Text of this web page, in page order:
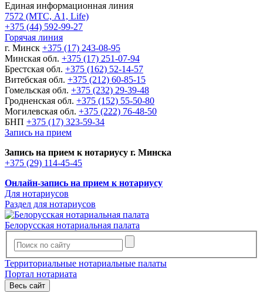
Единая информационная линия
7572 (МТС, A1, Life)
+375 (44) 592-99-27
Горячая линия
г. Минск +375 (17) 243-08-95
Минская обл. +375 (17) 251-07-94
Брестская обл. +375 (162) 52-14-57
Витебская обл. +375 (212) 60-85-15
Гомельская обл. +375 (232) 29-39-48
Гродненская обл. +375 (152) 55-50-80
Могилевская обл. +375 (222) 76-48-50
БНП +375 (17) 323-59-34
Запись на прием
Запись на прием к нотариусу г. Минска
+375 (29) 114-45-45
Онлайн-запись на прием к нотариусу
Для нотариусов
Раздел для нотариусов
Белорусская нотариальная палата
Территориальные нотариальные палаты
Портал нотариата
Весь сайт